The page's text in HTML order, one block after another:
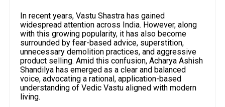
In recent years, Vastu Shastra has gained
widespread attention across India. However, along
with this growing popularity, it has also become
surrounded by fear-based advice, superstition,
unnecessary demolition practices, and aggressive
product selling. Amid this confusion, Acharya Ashish
Shandilya has emerged as a clear and balanced
voice, advocating a rational, application-based
understanding of Vedic Vastu aligned with modern
living.